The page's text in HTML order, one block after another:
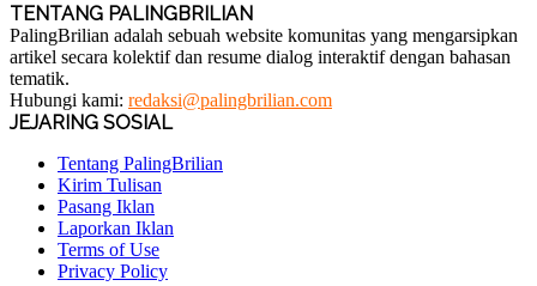
TENTANG PALINGBRILIAN
PalingBrilian adalah sebuah website komunitas yang mengarsipkan
artikel secara kolektif dan resume dialog interaktif dengan bahasan
tematik.
Hubungi kami: redaksi@palingbrilian.com
JEJARING SOSIAL
Tentang PalingBrilian
Kirim Tulisan
Pasang Iklan
Laporkan Iklan
Terms of Use
Privacy Policy